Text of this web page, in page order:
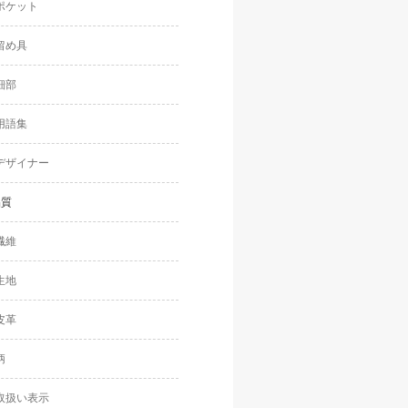
ケット
め具
部
語集
ザイナー
維
地
革
扱い表示